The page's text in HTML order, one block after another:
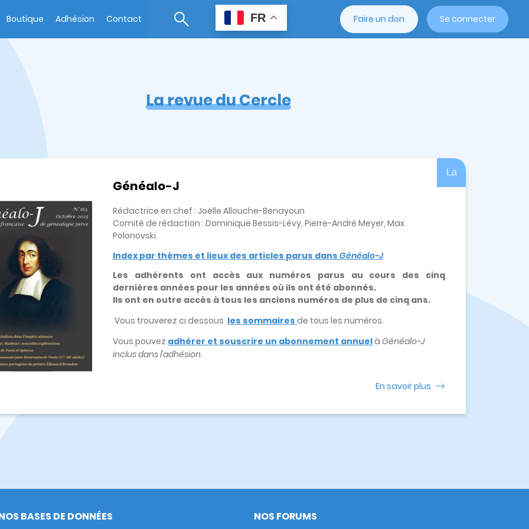
Boutique Adhésion Contact FR Faire un don Se connecter
La revue du Cercle
La
Généalo-J
Rédactrice en chef : Joëlle Allouche-Benayoun
Comité de rédaction : Dominique Bessis-Lévy, Pierre-André Meyer, Max
Polonovski.
Index par thèmes et lieux des articles parus dansGénéalo-J
Les adhérents ont accès aux numéros parus au cours des cinq
dernières années pour les années où ils ont été abonnés.
Ils ont en outre accès à tous les anciens numéros de plus de cinq ans.
Vous trouverez ci dessous les sommaires de tous les numéros.
Vous pouvez adhérer et souscrire un abonnement annuelàGénéalo-J
inclus dans l'adhésion.
En savoir plus
BASES DE DONNÉES NOS FORUMS